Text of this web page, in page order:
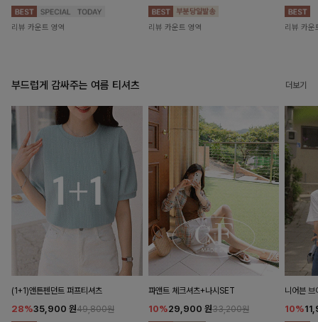
리뷰 카운트 영역 리뷰 카운트 영역 리뷰 카운
부드럽게 감싸주는 여름 티셔츠 더보기
(1+1)앤튼펜던트 퍼프티셔츠
28%35,900 원49,800원
파앤트 체크셔츠+나시SET
10%29,900 원33,200원
니어븐 브
10%